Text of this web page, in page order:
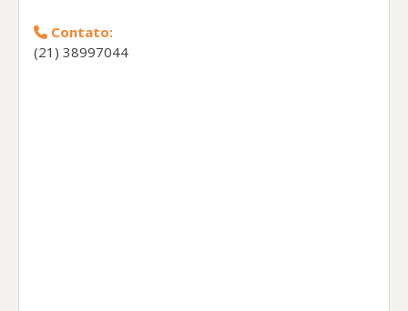
Contato:
(21) 38997044